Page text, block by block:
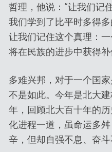
哲理，他说：“让我们记
我们学到了比平时多得多
让我们记住这个真理：
将在民族的进步中获得补
多难兴邦，对于一个国
不是如此。今年是北大建
年，回顾北大百十年的
化进程一道，虽命运多
辛，但却自强不息、奋斗